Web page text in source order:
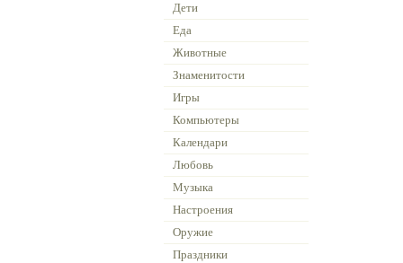
Дети
Еда
Животные
Знаменитости
Игры
Компьютеры
Календари
Любовь
Музыка
Настроения
Оружие
Праздники